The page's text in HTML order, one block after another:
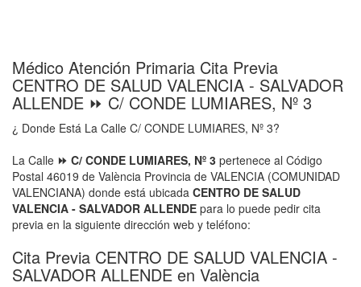
Médico Atención Primaria Cita Previa
CENTRO DE SALUD VALENCIA - SALVADOR
ALLENDE ⏩ C/ CONDE LUMIARES, Nº 3
¿ Donde Está La Calle C/ CONDE LUMIARES, Nº 3?
La Calle ⏩ C/ CONDE LUMIARES, Nº 3 pertenece al Código
Postal 46019 de València Provincia de VALENCIA (COMUNIDAD
VALENCIANA) donde está ubicada CENTRO DE SALUD
VALENCIA - SALVADOR ALLENDE para lo puede pedir cita
previa en la siguiente dirección web y teléfono:
Cita Previa CENTRO DE SALUD VALENCIA -
SALVADOR ALLENDE en València